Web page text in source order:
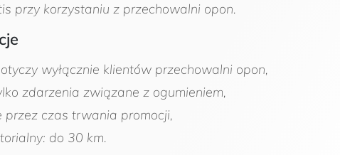
przy korzystaniu z przechowalni opon.
wyłącznie klientów przechowalni opon,
zdarzenia związane z ogumieniem,
przez czas trwania promocji,
do 30 km.